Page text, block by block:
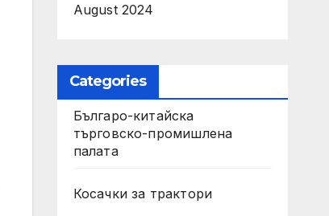
August 2024
Categories
Българо-китайска
търговско-промишлена
палата
Косачки за трактори